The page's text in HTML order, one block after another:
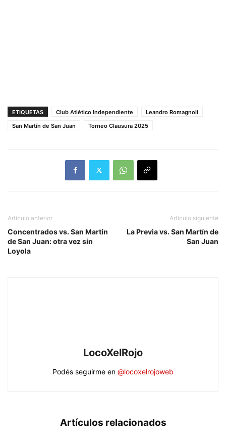
ETIQUETAS Club Atlético Independiente
Leandro Romagnoli
San Martín de San Juan
Torneo Clausura 2025
Artículo anterior
Concentrados vs. San Martín
de San Juan: otra vez sin
Loyola
Artículo siguiente
La Previa vs. San Martín de
San Juan
LocoXelRojo
Podés seguirme en @locoxelrojoweb
Artículos relacionados